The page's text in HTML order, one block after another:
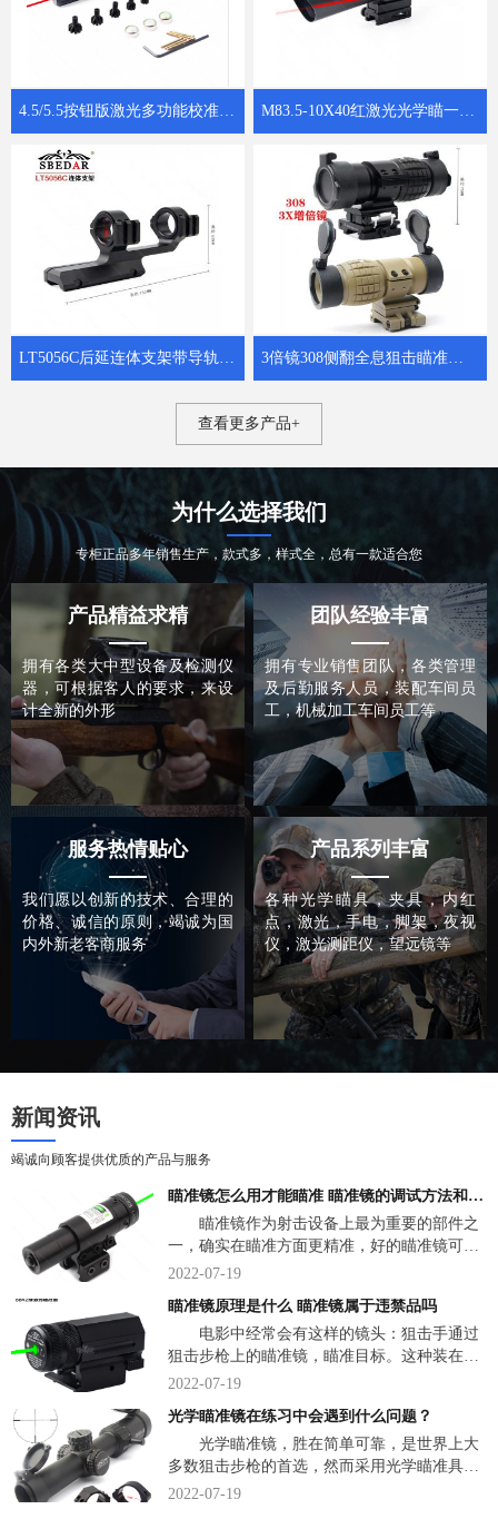
4.5/5.5按钮版激光多功能校准仪子弹归零器 8302红激光狙击校瞄器 M83.5-10X40红激光光学瞄一体狙击镜
LT5056C后延连体支架带导轨瞄准镜夹具 3倍镜308侧翻全息狙击瞄准增倍镜
查看更多产品+
为什么选择我们
专柜正品多年销售生产，款式多，样式全，总有一款适合您
产品精益求精
拥有各类大中型设备及检测仪
器，可根据客人的要求，来设
计全新的外形
团队经验丰富
拥有专业销售团队，各类管理
及后勤服务人员，装配车间员
工，机械加工车间员工等
服务热情贴心
我们愿以创新的技术、合理的
价格、诚信的原则，竭诚为国
内外新老客商服务
产品系列丰富
各种光学瞄具，夹具，内红
点，激光，手电，脚架，夜视
仪，激光测距仪，望远镜等
新闻资讯
竭诚向顾客提供优质的产品与服务
瞄准镜怎么用才能瞄准 瞄准镜的调试方法和技巧
瞄准镜作为射击设备上最为重要的部件之
一，确实在瞄准方面更精准，好的瞄准镜可以
将性能并不出色的射击设备的准确性发挥到极
那么，瞄准镜怎么用才能瞄准？下面，我们说
一说关于瞄准镜一些小知识。
2022-07-19
瞄准镜原理是什么 瞄准镜属于违禁品吗
电影中经常会有这样的镜头：狙击手通过
狙击步枪上的瞄准镜，瞄准目标。这种装在武
器上的光学瞄准镜，究竟是什么东西？瞄准镜
标志的革命式速瞄瞄具。下面，来看详细介
绍。
2022-07-19
光学瞄准镜在练习中会遇到什么问题？
光学瞄准镜，胜在简单可靠，是世界上大
多数狙击步枪的首选，然而采用光学瞄准具的
传统狙击步枪狙击手培养是非常困难的，美军
2022-07-19